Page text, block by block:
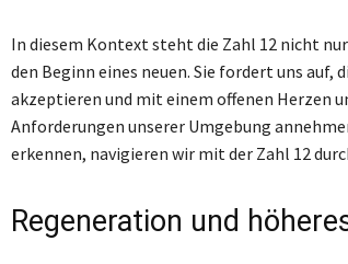
In diesem Kontext steht die Zahl 12 nicht
den Beginn eines neuen. Sie fordert uns auf,
akzeptieren und mit einem offenen Herzen
Anforderungen unserer Umgebung
erkennen, navigieren wir mit der Zahl 12
Regeneration und